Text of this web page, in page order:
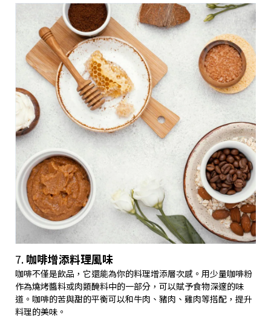
7.咖啡增添料理風味
咖啡不僅是飲品，它還能為你的料理增添層次感。用少量咖啡粉
作為燒烤醬料或肉類醃料中的一部分，可以賦予食物深邃的味
道。咖啡的苦與甜的平衡可以和牛肉、豬肉、雞肉等搭配，提升
料理的美味。